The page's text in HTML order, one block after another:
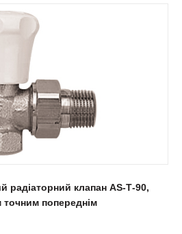
радіаторний клапан АS-Т-90,
попереднім